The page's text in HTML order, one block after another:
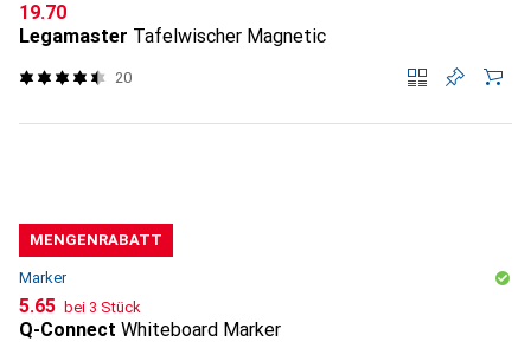
CHF
19.70
Legamaster Tafelwischer Magnetic
20
MENGENRABATT
Marker
CHF
5.65 bei 3 Stück
Q-Connect Whiteboard Marker